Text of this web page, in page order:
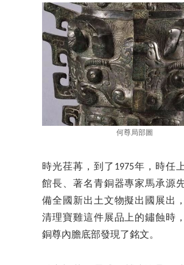
何尊局部圖
時光荏苒，到了1975年，時任
館長、著名青銅器專家馬承源
備全國新出土文物擬出國展出
清理寶雞這件展品上的鏽蝕時
銅尊內膽底部發現了銘文。